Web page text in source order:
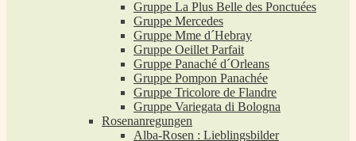
Gruppe La Plus Belle des Ponctuées
Gruppe Mercedes
Gruppe Mme d´Hebray
Gruppe Oeillet Parfait
Gruppe Panaché d´Orleans
Gruppe Pompon Panachée
Gruppe Tricolore de Flandre
Gruppe Variegata di Bologna
Rosenanregungen
Alba-Rosen : Lieblingsbilder